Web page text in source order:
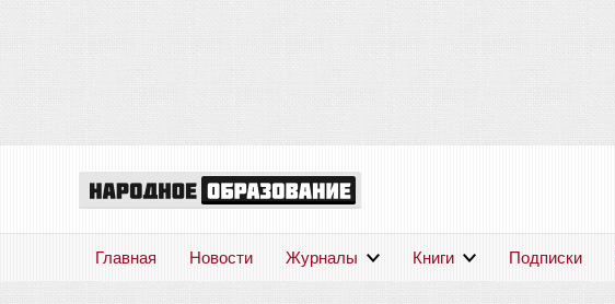
Главная Новости Журналы Книги Подписки